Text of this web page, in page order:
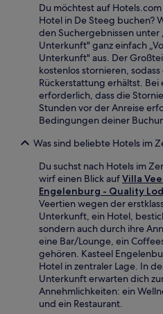
Du möchtest auf
Hotel in De Steeg buchen?
den Suchergebnissen
Unterkunft" ganz einfach
Unterkunft" aus. Der
kostenlos stornieren,
Rückerstattung erhältst. Bei
erforderlich, dass die
Stunden vor der Anreise
Bedingungen deiner
Was sind beliebte Hotels im
Du suchst nach Hotels im
wirf einen Blick aufVilla
Engelenburg - Quality
Veertien wegen der
Unterkunft, ein Hotel,
sondern auch durch ihre
eine Bar/Lounge, ein
gehören. Kasteel
Hotel in zentraler Lage. In
Unterkunft erwarten dich
Annehmlichkeiten: ein
und ein Restaurant.